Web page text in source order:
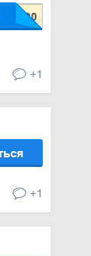
+1
+1